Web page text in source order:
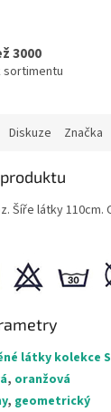
3000
Diskuze Značka
Šíře látky 110cm.
látky kolekce
, oranžová
, geometrický